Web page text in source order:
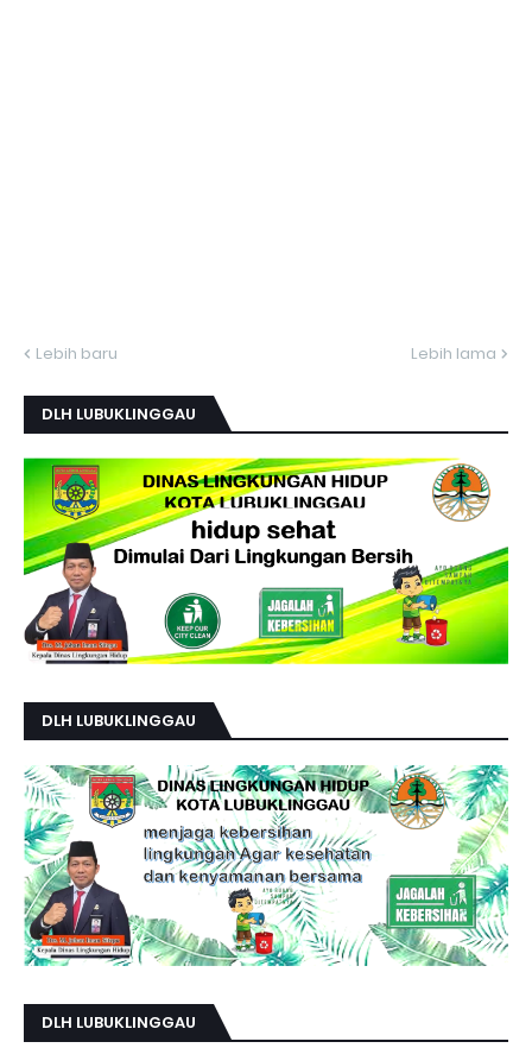
Lebih baru Lebih lama
DLH LUBUKLINGGAU
DLH LUBUKLINGGAU
DLH LUBUKLINGGAU